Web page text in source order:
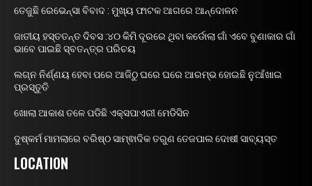
ତେଜୁଛି ରେଭେନ୍ସା ବିବାଦ : ମୁଖ୍ୟ ଫାଟକ ଆଗରେ ଆନ୍ଦୋଳନ
ଜାତୀୟ ହସ୍ତତନ୍ତ ଦିବସ :୪୦ କିମି ଦୂରରେ ଥିବା କର୍ଡୋଲା ଗାଁ ଏବେ ବୁଣାକାର ଗାଁ
ଭାବେ ପାଇଛି ସ୍ବତନ୍ତ୍ର ପରିଚୟ
ଲଗ୍ନ ନିର୍ଣ୍ଣୟ ହେବା ପରେ ଆଜିଠୁ ଘରେ ଘରେ ଆରମ୍ଭ ହୋଇଛି ନୁଆଁଖାଇ
ପ୍ରସ୍ତୁତି
ଖୋଲା ଆକାଶ ତଳେ ପଡିଛି ଏକ୍ସପାଏରୀ ମେଡିସିନ
ଦୁଷ୍କର୍ମ ମାମଲାରେ ବରିଷ୍ଠ ସାମ୍ଵାଦିକ ତରୁଣ ତେଜପାଲ ଦୋଷୀ ସାବ୍ୟସ୍ତ
LOCATION